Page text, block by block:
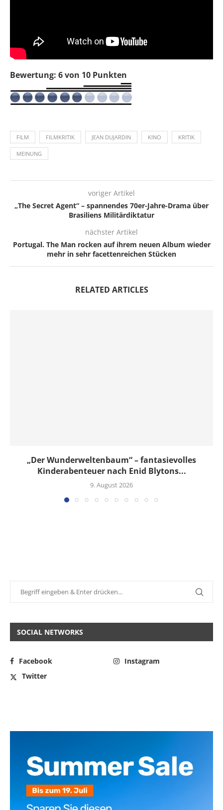
Bewertung: 6 von 10 Punkten
FILM FILMKRITIK JEAN DUJARDIN KINO KRITIK
MEINUNG
voriger Artikel
„The Secret Agent“ – spannendes 70er-Jahre-Drama über
Brasiliens Militärdiktatur
nächster Artikel
Portugal. The Man rocken auf ihrem neuen Album wieder
mehr in sehr facettenreichen Stücken
RELATED ARTICLES
„Der Wunderweltenbaum“ – fantasievolles
Kinderabenteuer nach Enid Blytons...
9. August 2026
SOCIAL NETWORKS
Facebook
Instagram
Twitter